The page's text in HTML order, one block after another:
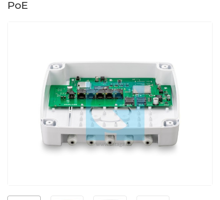
PoE